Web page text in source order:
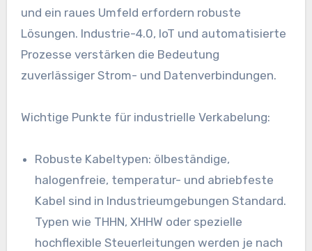
und ein raues Umfeld erfordern robuste
Lösungen. Industrie-4.0, IoT und automatisierte
Prozesse verstärken die Bedeutung
zuverlässiger Strom- und Datenverbindungen.
Wichtige Punkte für industrielle Verkabelung:
Robuste Kabeltypen: ölbeständige,
halogenfreie, temperatur- und abriebfeste
Kabel sind in Industrieumgebungen Standard.
Typen wie THHN, XHHW oder spezielle
hochflexible Steuerleitungen werden je nach